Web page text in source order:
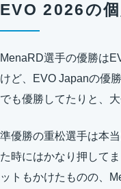
EVO 2026の
MenaRD選手の優勝は
けど、EVO Japanの優
でも優勝してたりと、
準優勝の重松選手は本
た時にはかなり押して
ットもかけたものの、